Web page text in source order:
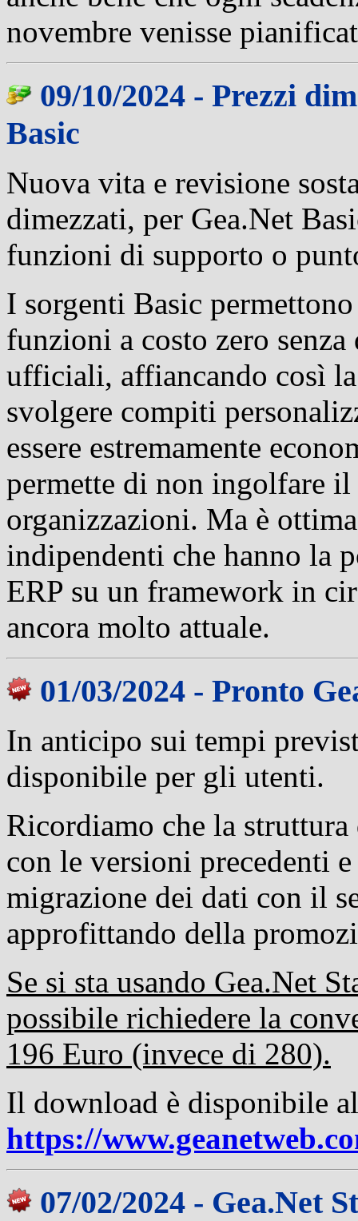
novembre venisse
09/10/2024 - Prezzi
Basic
Nuova vita e revisione
dimezzati, per Gea.Net
funzioni di supporto o
I sorgenti Basic
funzioni a costo zero
ufficiali, affiancando così
svolgere compiti
essere estremamente
permette di non ingolfare il
organizzazioni. Ma è
indipendenti che hanno la
ERP su un framework in
ancora molto attuale.
01/03/2024 - Pronto
In anticipo sui tempi
disponibile per gli utenti.
Ricordiamo che la
con le versioni precedenti
migrazione dei dati con il
approfittando della
Se si sta usando Gea.Net
possibile richiedere la
196 Euro (invece di 280).
Il download è disponibile
https://
07/02/2024 - Gea.Net